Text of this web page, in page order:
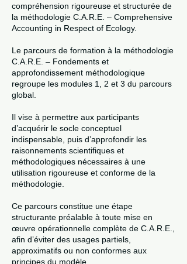
compréhension rigoureuse et structurée de
la méthodologie C.A.R.E. – Comprehensive
Accounting in Respect of Ecology.
Le parcours de formation à la méthodologie
C.A.R.E. – Fondements et
approfondissement méthodologique
regroupe les modules 1, 2 et 3 du parcours
global.
Il vise à permettre aux participants
d’acquérir le socle conceptuel
indispensable, puis d’approfondir les
raisonnements scientifiques et
méthodologiques nécessaires à une
utilisation rigoureuse et conforme de la
méthodologie.
Ce parcours constitue une étape
structurante préalable à toute mise en
œuvre opérationnelle complète de C.A.R.E.,
afin d’éviter des usages partiels,
approximatifs ou non conformes aux
principes du modèle.